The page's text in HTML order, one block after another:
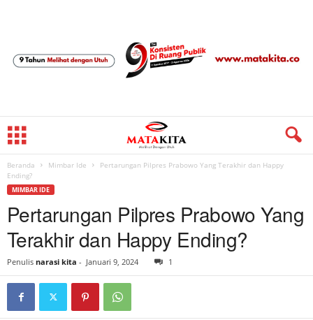
Beranda Mimbar Ide
Pertarungan Pilpres Prabowo Yang Terakhir dan Happy
Ending?
MIMBAR IDE
Pertarungan Pilpres Prabowo Yang
Terakhir dan Happy Ending?
Penulis narasi kita - Januari 9, 2024 1